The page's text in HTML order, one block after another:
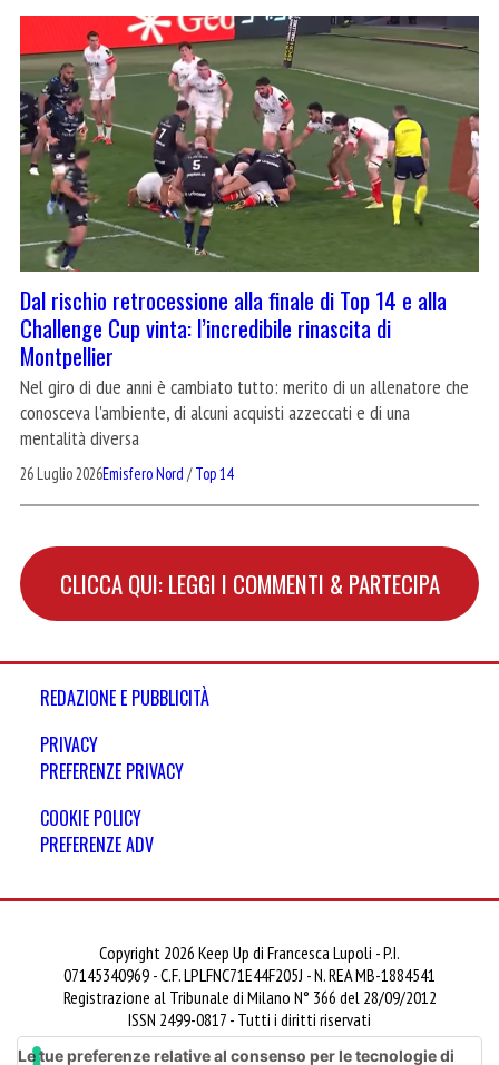
Dal rischio retrocessione alla finale di Top 14 e alla
Challenge Cup vinta: l’incredibile rinascita di
Montpellier
Nel giro di due anni è cambiato tutto: merito di un allenatore che
conosceva l'ambiente, di alcuni acquisti azzeccati e di una
mentalità diversa
26 Luglio 2026Emisfero Nord /Top 14
CLICCA QUI: LEGGI I COMMENTI & PARTECIPA
REDAZIONE E PUBBLICITÀ
PRIVACY
PREFERENZE PRIVACY
COOKIE POLICY
PREFERENZE ADV
Copyright 2026 Keep Up di Francesca Lupoli - P.I.
07145340969 - C.F. LPLFNC71E44F205J - N. REA MB-1884541
Registrazione al Tribunale di Milano N° 366 del 28/09/2012
ISSN 2499-0817 - Tutti i diritti riservati
Le tue preferenze relative al consenso per le tecnologie di